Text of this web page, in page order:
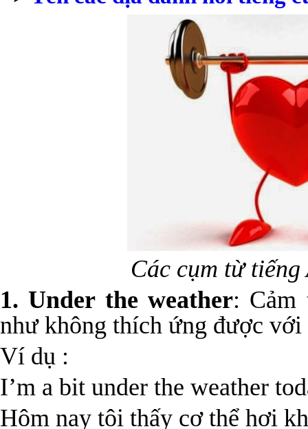
Các cụm từ tiếng
1. Under the weather: Cảm
như không thích ứng được
Ví dụ :
I’m a bit under the weather
Hôm nay tôi thấy cơ thể hơi